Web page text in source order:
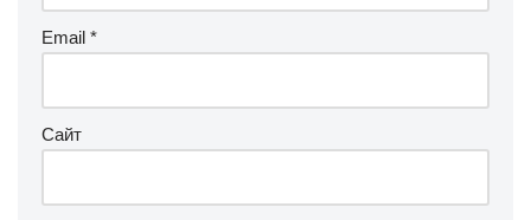
Email *
Сайт